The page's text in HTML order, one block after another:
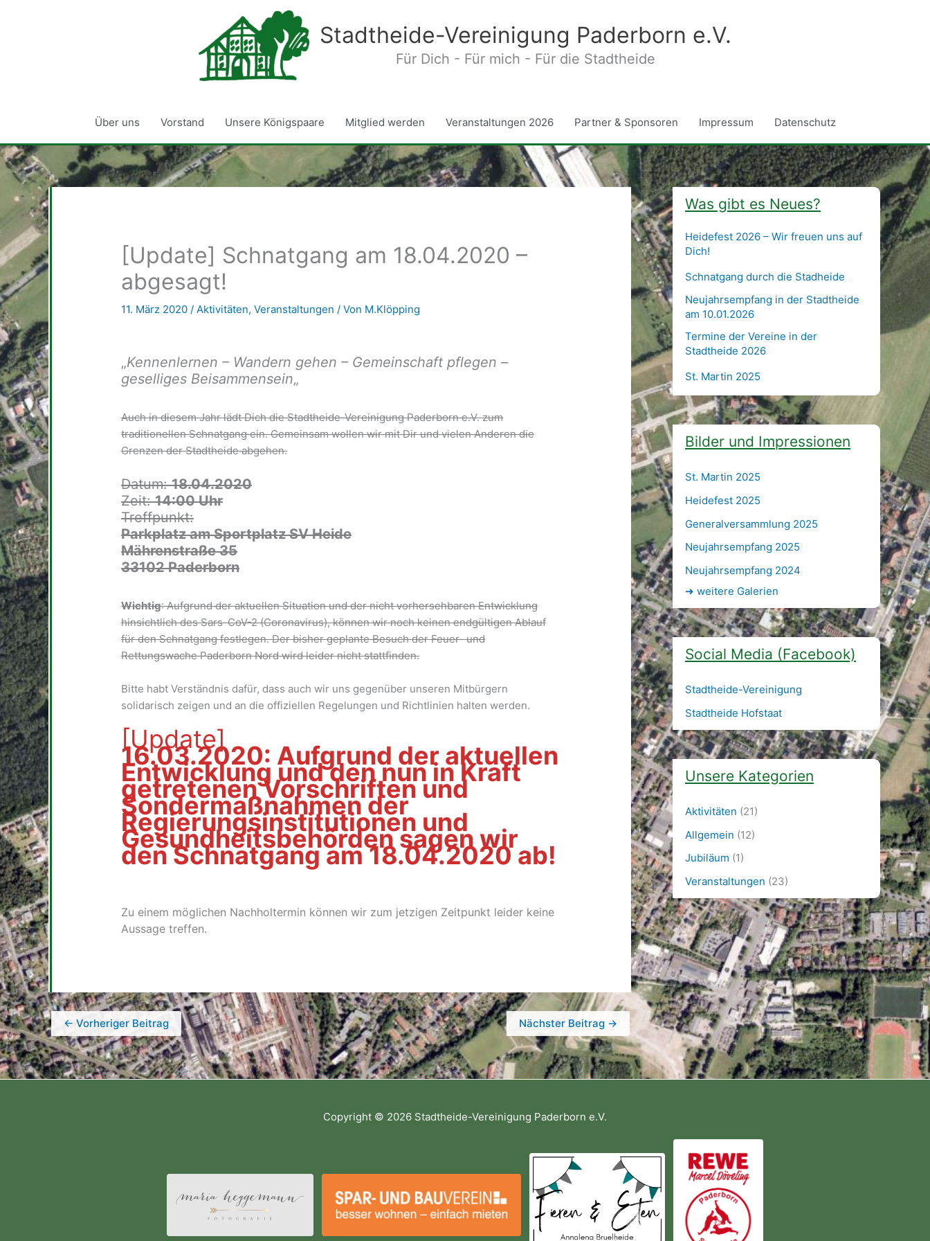
Stadtheide-Vereinigung Paderborn e.V.
Für Dich - Für mich - Für die Stadtheide
Über uns Vorstand Unsere Königspaare Mitglied werden Veranstaltungen 2026 Partner & Sponsoren Impressum Datenschutz
[Update] Schnatgang am 18.04.2020 –
abgesagt!
11. März 2020/Aktivitäten,Veranstaltungen / Von M.Klöpping
„Kennenlernen – Wandern gehen – Gemeinschaft pflegen –
geselliges Beisammensein„
Auch in diesem Jahr lädt Dich die Stadtheide-Vereinigung Paderborn e.V. zum
traditionellen Schnatgang ein. Gemeinsam wollen wir mit Dir und vielen Anderen die
Grenzen der Stadtheide abgehen.
Datum:18.04.2020
Zeit:14:00 Uhr
Treffpunkt:
Parkplatz am Sportplatz SV Heide
Mährenstraße 35
33102 Paderborn
Wichtig: Aufgrund der aktuellen Situation und der nicht vorhersehbaren Entwicklung
hinsichtlich des Sars-CoV-2 (Coronavirus), können wir noch keinen endgültigen Ablauf
für den Schnatgang festlegen. Der bisher geplante Besuch der Feuer- und
Rettungswache Paderborn Nord wird leider nicht stattfinden.
Bitte habt Verständnis dafür, dass auch wir uns gegenüber unseren Mitbürgern
solidarisch zeigen und an die offiziellen Regelungen und Richtlinien halten werden.
[Update]
16.03.2020: Aufgrund der aktuellen
Entwicklung und den nun in Kraft
getretenen Vorschriften und
Sondermaßnahmen der
Regierungsinstitutionen und
Gesundheitsbehörden sagen wir
den Schnatgang am 18.04.2020 ab!
Zu einem möglichen Nachholtermin können wir zum jetzigen Zeitpunkt leider keine
Aussage treffen.
← Vorheriger Beitrag Nächster Beitrag →
Was gibt es Neues?
Heidefest 2026 – Wir freuen uns auf
Dich!
Schnatgang durch die Stadheide
Neujahrsempfang in der Stadtheide
am 10.01.2026
Termine der Vereine in der
Stadtheide 2026
St. Martin 2025
Bilder und Impressionen
St. Martin 2025
Heidefest 2025
Generalversammlung 2025
Neujahrsempfang 2025
Neujahrsempfang 2024
➜ weitere Galerien
Social Media (Facebook)
Stadtheide-Vereinigung
Stadtheide Hofstaat
Unsere Kategorien
Aktivitäten (21)
Allgemein (12)
Jubiläum (1)
Veranstaltungen (23)
Copyright © 2026 Stadtheide-Vereinigung Paderborn e.V.